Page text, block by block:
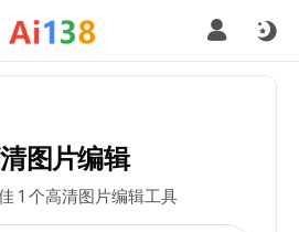
图片编辑
1 个高清图片编辑工具